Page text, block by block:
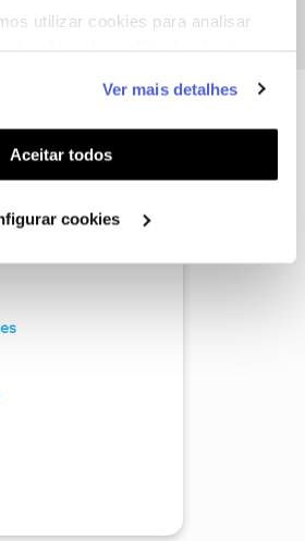
utilizar cookies para analisar
de personalização e
anúncios aos seus interesses
personalizada). Pode gerir a
clicando em "Configurar
Ver mais detalhes
Aceitar todos
cookies
de julho